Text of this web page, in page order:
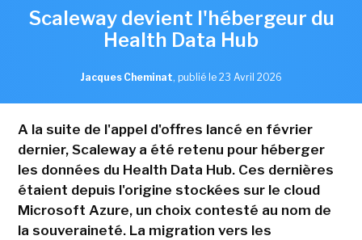
Scaleway devient l'hébergeur du
Health Data Hub
Jacques Cheminat, publié le 23 Avril 2026
A la suite de l'appel d'offres lancé en février
dernier, Scaleway a été retenu pour héberger
les données du Health Data Hub. Ces dernières
étaient depuis l'origine stockées sur le cloud
Microsoft Azure, un choix contesté au nom de
la souveraineté. La migration vers les